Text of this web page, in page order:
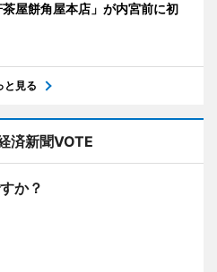
屋餅角屋本店」が内宮前に初
と見る
済新聞VOTE
か？